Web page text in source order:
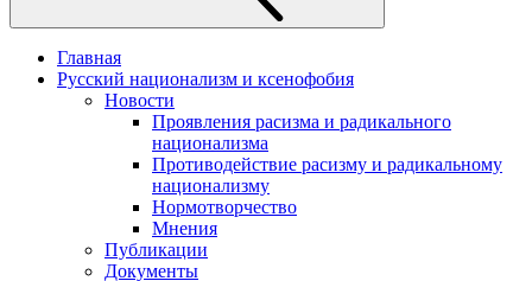
Главная
Русский национализм и ксенофобия
Новости
Проявления расизма и радикального
национализма
Противодействие расизму и радикальному
национализму
Нормотворчество
Мнения
Публикации
Документы